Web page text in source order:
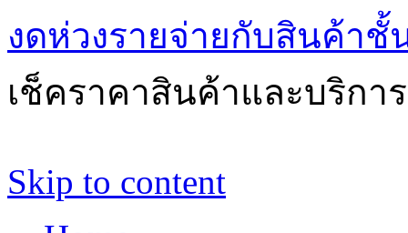
งดห่วงรายจ่ายกับสินค้า
เช็คราคาสินค้าและบริกา
Skip to content